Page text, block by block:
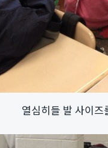
열심히들 발 사이